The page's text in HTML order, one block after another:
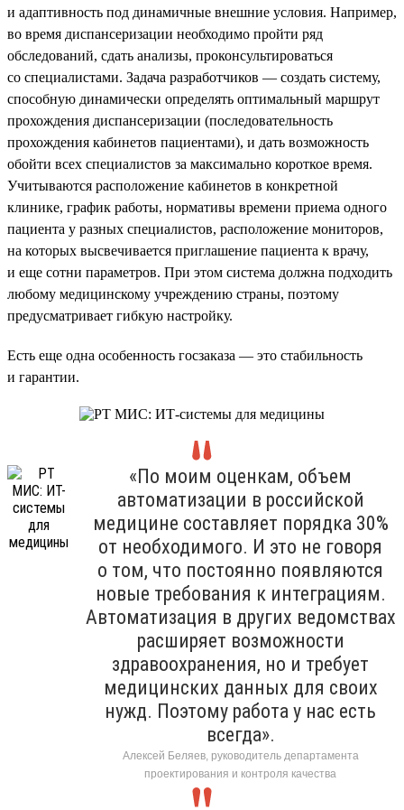
и адаптивность под динамичные внешние условия. Например,
во время диспансеризации необходимо пройти ряд
обследований, сдать анализы, проконсультироваться
со специалистами. Задача разработчиков — создать систему,
способную динамически определять оптимальный маршрут
прохождения диспансеризации (последовательность
прохождения кабинетов пациентами), и дать возможность
обойти всех специалистов за максимально короткое время.
Учитываются расположение кабинетов в конкретной
клинике, график работы, нормативы времени приема одного
пациента у разных специалистов, расположение мониторов,
на которых высвечивается приглашение пациента к врачу,
и еще сотни параметров. При этом система должна подходить
любому медицинскому учреждению страны, поэтому
предусматривает гибкую настройку.
Есть еще одна особенность госзаказа — это стабильность
и гарантии.
«По моим оценкам, объем
автоматизации в российской
медицине составляет порядка 30%
от необходимого. И это не говоря
о том, что постоянно появляются
новые требования к интеграциям.
Автоматизация в других ведомствах
расширяет возможности
здравоохранения, но и требует
медицинских данных для своих
нужд. Поэтому работа у нас есть
всегда».
Алексей Беляев, руководитель департамента
проектирования и контроля качества